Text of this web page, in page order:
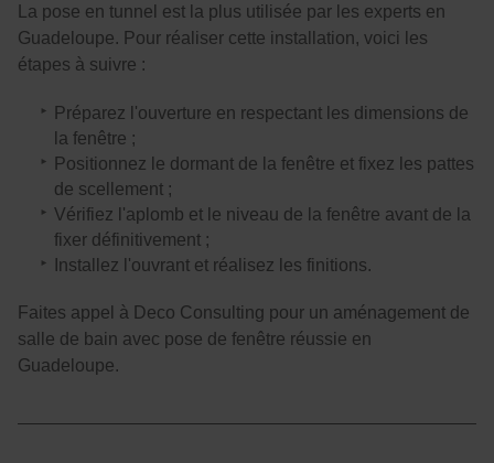
La pose en tunnel est la plus utilisée par les experts en
Guadeloupe. Pour réaliser cette installation, voici les
étapes à suivre :
Préparez l'ouverture en respectant les dimensions de
la fenêtre ;
Positionnez le dormant de la fenêtre et fixez les pattes
de scellement ;
Vérifiez l'aplomb et le niveau de la fenêtre avant de la
fixer définitivement ;
Installez l'ouvrant et réalisez les finitions.
Faites appel à Deco Consulting pour un aménagement de
salle de bain avec pose de fenêtre réussie en
Guadeloupe.